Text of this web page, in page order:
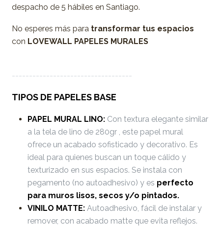
despacho de 5 hábiles en Santiago.
No esperes más para transformar tus espacios
con LOVEWALL PAPELES MURALES
-----------------------------------
TIPOS DE PAPELES BASE
PAPEL MURAL LINO: Con textura elegante similar
a la tela de lino de 280gr , este papel mural
ofrece un acabado sofisticado y decorativo. Es
ideal para quienes buscan un toque cálido y
texturizado en sus espacios. Se instala con
pegamento (no autoadhesivo) y es perfecto
para muros lisos, secos y/o pintados.
VINILO MATTE: Autoadhesivo, fácil de instalar y
remover, con acabado matte que evita reflejos.